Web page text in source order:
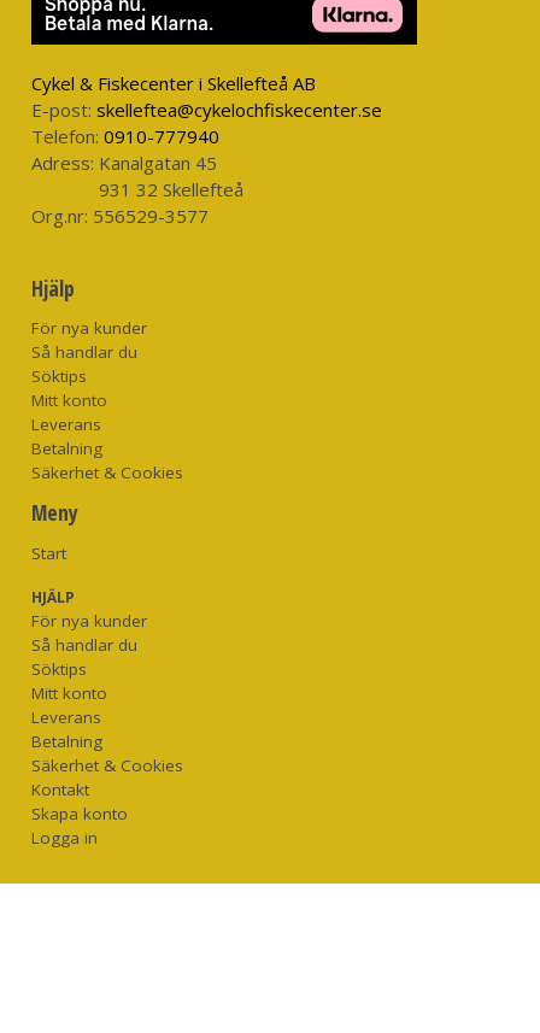
Cykel & Fiskecenter i Skellefteå AB
E-post: skelleftea@cykelochfiskecenter.se
Telefon: 0910-777940
Adress: Kanalgatan 45
931 32 Skellefteå
Org.nr: 556529-3577
Hjälp
För nya kunder
Så handlar du
Söktips
Mitt konto
Leverans
Betalning
Säkerhet & Cookies
Meny
Start
HJÄLP
För nya kunder
Så handlar du
Söktips
Mitt konto
Leverans
Betalning
Säkerhet & Cookies
Kontakt
Skapa konto
Logga in